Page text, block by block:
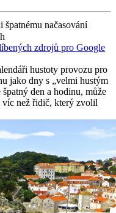
načasování
zdrojů pro Google
hustoty provozu pro
jako dny s „velmi hustým
den a hodinu, může
víc než řidič, který zvolil